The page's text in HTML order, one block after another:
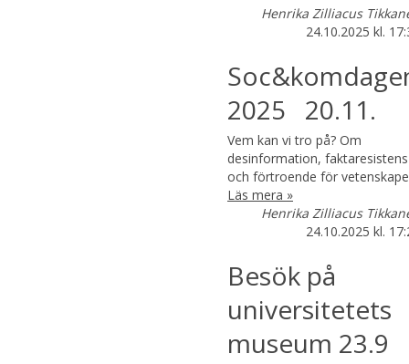
Henrika Zilliacus
24.10.2025 kl.
2025 20.11.
Vem kan vi tro på? Om
desinformation, faktaresistens
och förtroende för
Läs mera »
Henrika Zilliacus
24.10.2025 kl.
Besök på
universitetets
museum 23.9